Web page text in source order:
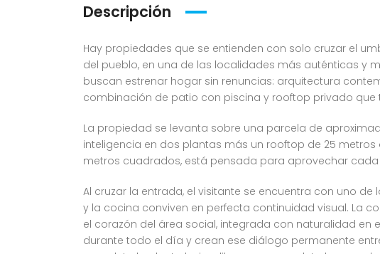
Descripción
Hay propiedades que se entienden con solo cruzar el
del pueblo, en una de las localidades más auténticas y
buscan estrenar hogar sin renuncias: arquitectura
combinación de patio con piscina y rooftop privado
La propiedad se levanta sobre una parcela de
inteligencia en dos plantas más un rooftop de 25 metros
metros cuadrados, está pensada para aprovechar
Al cruzar la entrada, el visitante se encuentra con uno
y la cocina conviven en perfecta continuidad visual. La
el corazón del área social, integrada con naturalidad en
durante todo el día y crean ese diálogo permanente